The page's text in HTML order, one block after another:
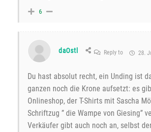
6
daOstl Reply to 28.
Du hast absolut recht, ein Unding ist
ganzen noch die Krone aufsetzt: es
Onlineshop, der T-Shirts mit Sascha
Schriftzug ” die Wampe von Giesing”
Verkäufer gibt auch noch an, selbst